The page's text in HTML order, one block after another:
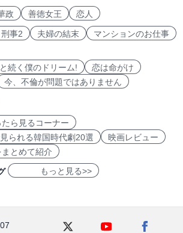
政 善徳女王 恋人
事2 夫婦の結末
マンションのお仕事
続く僕のドリーム!
恋は命がけ
今、不倫が問題ではありません
ら見るコーナー
られる韓国時代劇20選
映画レビュー
とめて紹介
もっと見る>>